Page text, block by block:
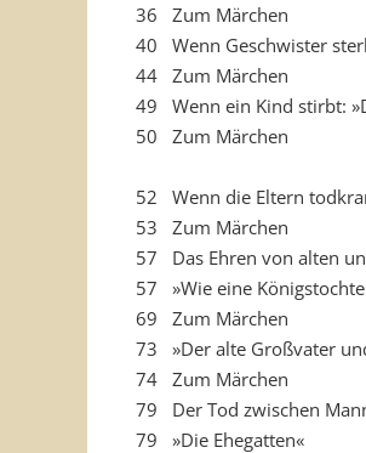
36 Zum Märchen
40 Wenn Geschwister
44 Zum Märchen
49 Wenn ein Kind stirbt:
50 Zum Märchen
52 Wenn die Eltern
53 Zum Märchen
57 Das Ehren von alten
57 »Wie eine
69 Zum Märchen
73 »Der alte Großvater
74 Zum Märchen
79 Der Tod zwischen
79 »Die Ehegatten«